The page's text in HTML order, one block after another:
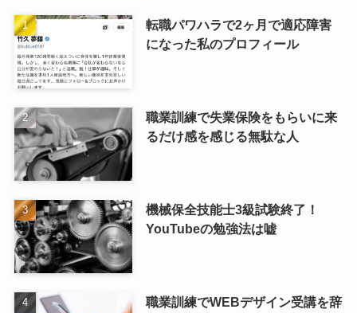
転職パワハラで2ヶ月で適応障害
になった私のプロフィール
職業訓練で失業保険をもらいに来
るだけ感を感じる無駄な人
機械保全技能士3級試験終了！
YouTubeの勉強法は嘘
職業訓練でWEBデザイン受講を辞